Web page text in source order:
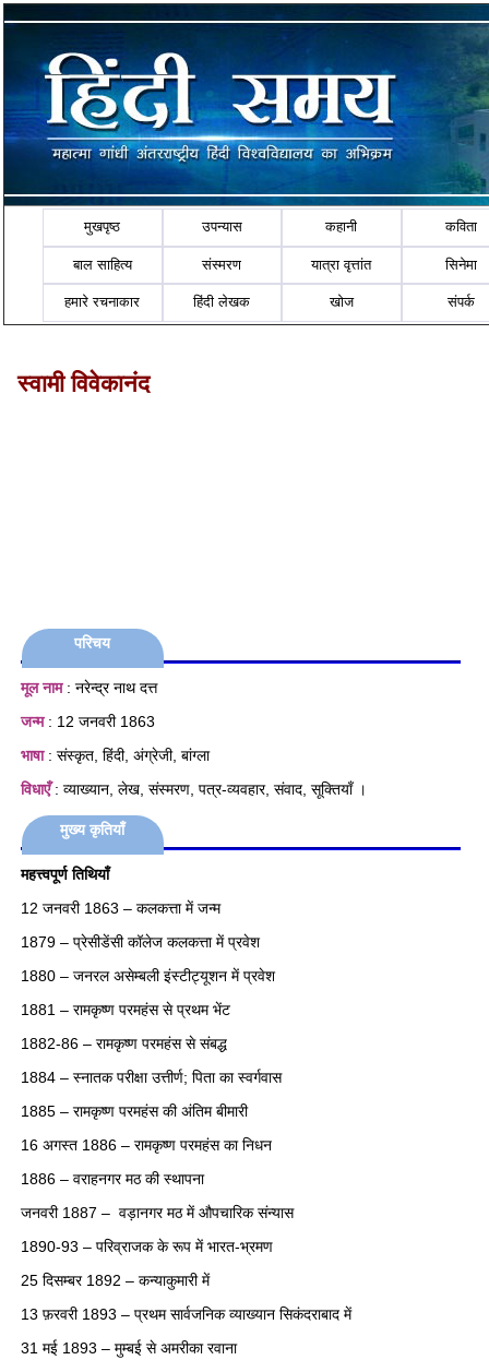
मुखपृष्ठ उपन्यास कहानी कविता
बाल साहित्य संस्मरण यात्रा वृत्तांत सिनेमा
हमारे रचनाकार हिंदी लेखक खोज संपर्क
स्वामी विवेकानंद
परिचय
मूल नाम: नरेन्द्र नाथ दत्त
जन्म: 12 जनवरी 1863
भाषा: संस्कृत, हिंदी, अंग्रेजी, बांग्ला
विधाएँ: व्याख्यान, लेख, संस्मरण, पत्र-व्यवहार, संवाद, सूक्तियाँ ।
मुख्य कृतियाँ
महत्त्वपूर्ण तिथियाँ
12 जनवरी 1863 – कलकत्ता में जन्म
1879 – प्रेसीडेंसी कॉलेज कलकत्ता में प्रवेश
1880 – जनरल असेम्बली इंस्टीट्यूशन में प्रवेश
1881 – रामकृष्ण परमहंस से प्रथम भेंट
1882-86 – रामकृष्ण परमहंस से संबद्ध
1884 – स्नातक परीक्षा उत्तीर्ण; पिता का स्वर्गवास
1885 – रामकृष्ण परमहंस की अंतिम बीमारी
16 अगस्त 1886 – रामकृष्ण परमहंस का निधन
1886 – वराहनगर मठ की स्थापना
जनवरी 1887 – वड़ानगर मठ में औपचारिक संन्यास
1890-93 – परिव्राजक के रूप में भारत-भ्रमण
25 दिसम्बर 1892 – कन्याकुमारी में
13 फ़रवरी 1893 – प्रथम सार्वजनिक व्याख्यान सिकंदराबाद में
31 मई 1893 – मुम्बई से अमरीका रवाना